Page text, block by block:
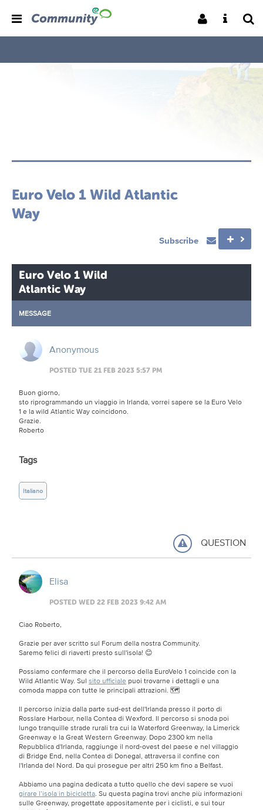
Euro Velo 1 Wild Atlantic
Way
Subscribe
Euro Velo 1 Wild
Atlantic Way
MESSAGE
Anonymous
POSTED TUE 21 FEB 2023 5:57 PM
Buon giorno,
sto riprogrammando un viaggio in Irlanda, vorrei sapere se la Euro Velo
1 e la wild Atlantic Way coincidono.
Grazie.
Roberto
Tags
Italiano
QUESTION
Elisa
POSTED WED 22 FEB 2023 9:42 AM
Ciao Roberto,
Grazie per aver scritto sul Forum della nostra Community.
Saremo felici di riaverti presto sull'isola! 😊
Possiamo confermare che il percorso della EuroVelo 1 coincide con la
Wild Atlantic Way. Sul sito ufficiale puoi trovarne i dettagli e una
comoda mappa con tutte le principali attrazioni. 🗺️
Il percorso inizia dalla parte sud-est dell'Irlanda presso il porto di
Rosslare Harbour, nella Contea di Wexford. Il percorso si snoda poi
lungo tranquille strade rurali tra cui la Waterford Greenway, la Limerick
Greenway e la Great Western Greenway. Dopo 2300 km nella
Repubblica d'Irlanda, raggiunge il nord-ovest del paese e nel villaggio
di Bridge End, nella Contea di Donegal, attraversa il confine con
l'Irlanda del Nord. Da qui prosegue per altri 250 km fino a Belfast.
Abbiamo una pagina dedicata a tutto quello che devi sapere se vuoi
girare l’isola in bicicletta. Su questa pagina trovi anche più informazioni
sulle Greenway, progettate appositamente per i ciclisti, e sui tour